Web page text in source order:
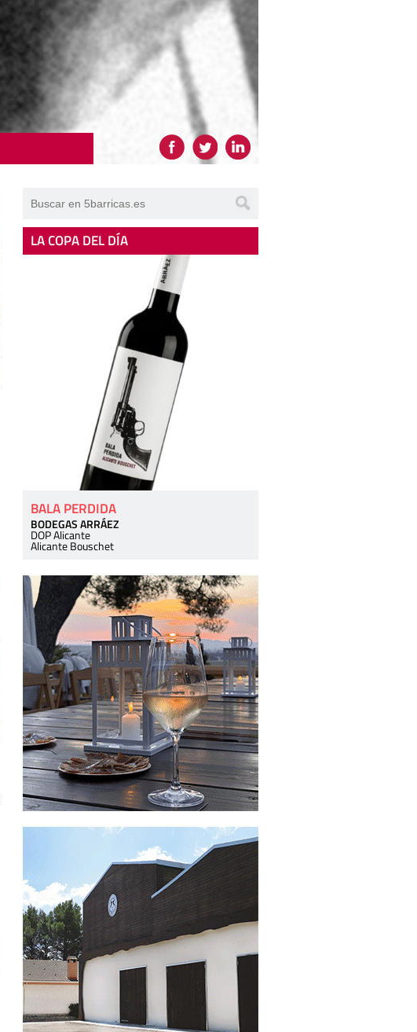
LA COPA DEL DÍA
BALA PERDIDA
BODEGAS ARRÁEZ
DOP Alicante
Alicante Bouschet